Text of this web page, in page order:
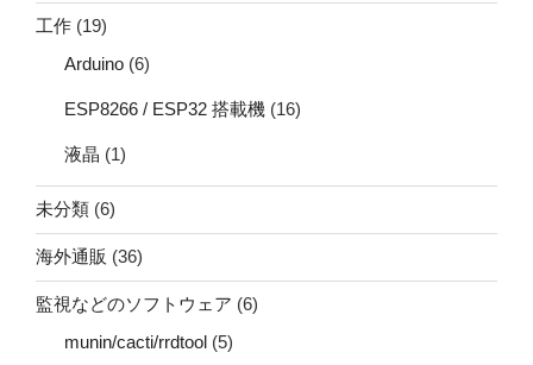
工作 (19)
Arduino (6)
ESP8266 / ESP32 搭載機 (16)
液晶 (1)
未分類 (6)
海外通販 (36)
監視などのソフトウェア (6)
munin/cacti/rrdtool (5)